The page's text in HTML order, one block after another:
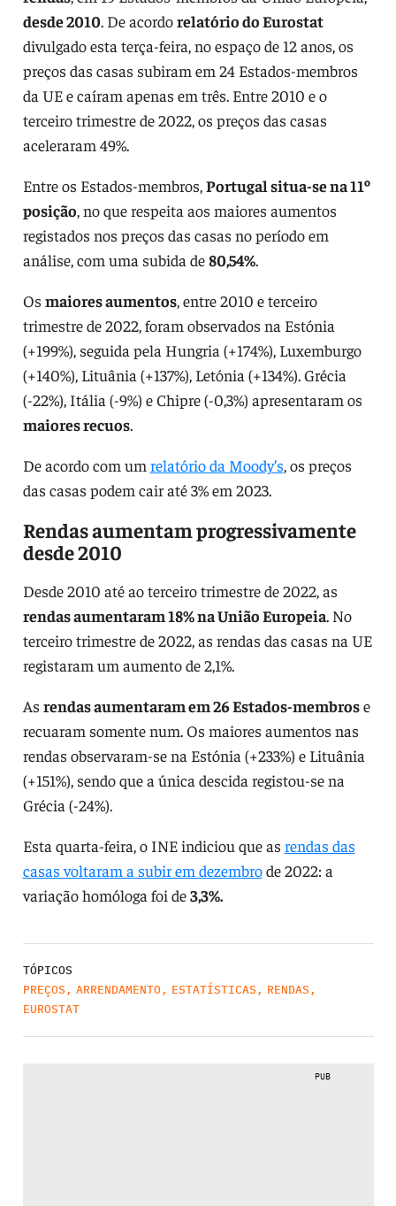
desde 2010. De acordorelatório do Eurostat
divulgado esta terça-feira, no espaço de 12 anos, os
preços das casas subiram em 24 Estados-membros
da UE e caíram apenas em três. Entre 2010 e o
terceiro trimestre de 2022, os preços das casas
aceleraram 49%.
Entre os Estados-membros,Portugal situa-se na 11º
posição, no que respeita aos maiores aumentos
registados nos preços das casas no período em
análise, com uma subida de80,54%.
Os maiores aumentos, entre 2010 e terceiro
trimestre de 2022, foram observados na Estónia
(+199%), seguida pela Hungria (+174%), Luxemburgo
(+140%), Lituânia (+137%), Letónia (+134%). Grécia
(-22%), Itália (-9%) e Chipre (-0,3%) apresentaram os
maiores recuos.
De acordo com um relatório da Moody’s, os preços
das casas podem cair até 3% em 2023.
Rendas aumentam progressivamente
desde 2010
Desde 2010 até ao terceiro trimestre de 2022, as
rendas aumentaram 18% na União Europeia. No
terceiro trimestre de 2022, as rendas das casas na UE
registaram um aumento de 2,1%.
As rendas aumentaram em 26 Estados-membrose
recuaram somente num. Os maiores aumentos nas
rendas observaram-se na Estónia (+233%) e Lituânia
(+151%), sendo que a única descida registou-se na
Grécia (-24%).
Esta quarta-feira, o INE indiciou que as rendas das
casas voltaram a subir em dezembrode 2022: a
variação homóloga foi de3,3%.
TÓPICOS
PREÇOS , ARRENDAMENTO, ESTATÍSTICAS , RENDAS ,
EUROSTAT
PUB